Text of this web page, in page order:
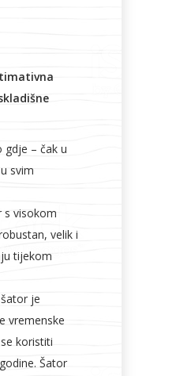
Vijčana
gdje – čak u
svim
s visokom
velik i
tijekom
je
vremenske
koristiti
Šator